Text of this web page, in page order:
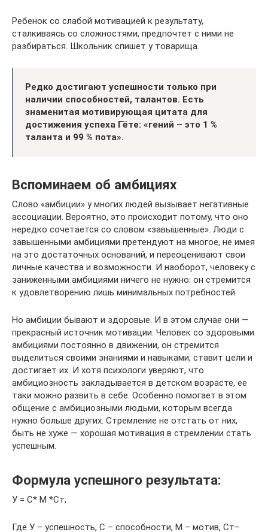
Ребенок со слабой мотивацией к результату,
сталкиваясь со сложностями, предпочтет с ними не
разбираться. Школьник спишет у товарища.
Редко достигают успешности только при
наличии способностей, талантов. Есть
знаменитая мотивирующая цитата для
достижения успеха Гёте: «гений – это 1 %
таланта и 99 % пота».
Вспоминаем об амбициях
Слово «амбиции» у многих людей вызывает негативные
ассоциации. Вероятно, это происходит потому, что оно
нередко сочетается со словом «завышенные». Люди с
завышенными амбициями претендуют на многое, не имея
на это достаточных оснований, и переоценивают свои
личные качества и возможности. И наоборот, человеку с
заниженными амбициями ничего не нужно: он стремится
к удовлетворению лишь минимальных потребностей.
Но амбиции бывают и здоровые. И в этом случае они —
прекрасный источник мотивации. Человек со здоровыми
амбициями постоянно в движении, он стремится
выделиться своими знаниями и навыками, ставит цели и
достигает их. И хотя психологи уверяют, что
амбициозность закладывается в детском возрасте, ее
таки можно развить в себе. Особенно помогает в этом
общение с амбициозными людьми, которым всегда
нужно больше других. Стремление не отстать от них,
быть не хуже — хорошая мотивация в стремлении стать
успешным.
Формула успешного результата:
У = С* М *Ст;
Где У – успешность, С – способности, М – мотив, Ст–